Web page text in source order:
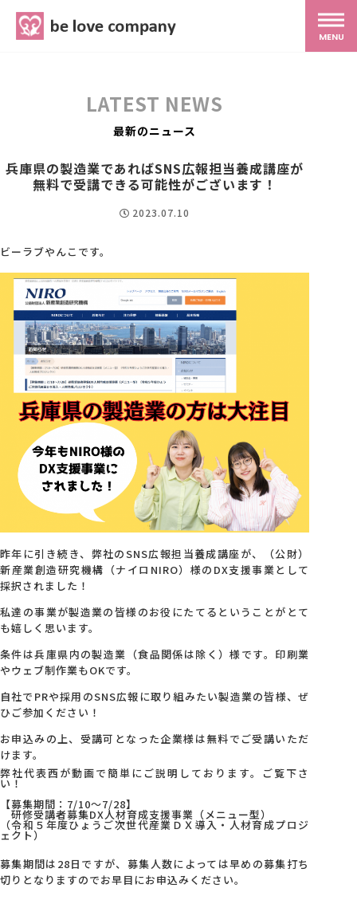
MENU
SNS広報
スタッフ紹介
最新ブログ
会社概要
アクセス
採用情報
LATEST NEWS
最新のニュース
兵庫県の製造業であればSNS広報担当養成講座が
無料で受講できる可能性がございます！
2023.07.10
ビーラブやんこです。
昨年に引き続き、弊社のSNS広報担当養成講座が、（公財）
新産業創造研究機構（ナイロNIRO）様のDX支援事業として
採択されました！
私達の事業が製造業の皆様のお役にたてるということがとて
も嬉しく思います。
条件は兵庫県内の製造業（食品関係は除く）様です。印刷業
やウェブ制作業もOKです。
自社でPRや採用のSNS広報に取り組みたい製造業の皆様、ぜ
ひご参加ください！
お申込みの上、受講可となった企業様は無料でご受講いただ
けます。
弊社代表西が動画で簡単にご説明しております。ご覧下さ
い！
【募集期間：7/10～7/28】
研修受講者募集DX人材育成支援事業（メニュー型）
（令和５年度ひょうご次世代産業ＤＸ導入・人材育成プロジ
ェクト）
募集期間は28日ですが、募集人数によっては早めの募集打ち
切りとなりますのでお早目にお申込みください。